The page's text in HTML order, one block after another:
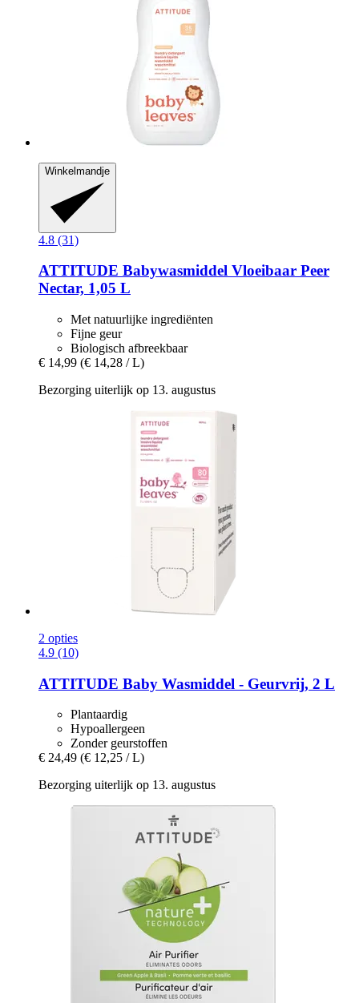
Winkelmandje
4.8 (31)
ATTITUDE Babywasmiddel Vloeibaar Peer
Nectar, 1,05 L
Met natuurlijke ingrediënten
Fijne geur
Biologisch afbreekbaar
€ 14,99 (€ 14,28 / L)
Bezorging uiterlijk op 13. augustus
2 opties
4.9 (10)
ATTITUDE Baby Wasmiddel -​ Geurvrij, 2 L
Plantaardig
Hypoallergeen
Zonder geurstoffen
€ 24,49 (€ 12,25 / L)
Bezorging uiterlijk op 13. augustus